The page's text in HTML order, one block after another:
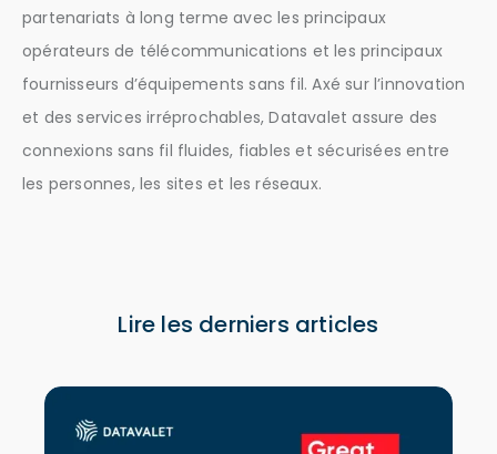
partenariats à long terme avec les principaux
opérateurs de télécommunications et les principaux
fournisseurs d’équipements sans fil. Axé sur l’innovation
et des services irréprochables, Datavalet assure des
connexions sans fil fluides, fiables et sécurisées entre
les personnes, les sites et les réseaux.
Lire les derniers articles